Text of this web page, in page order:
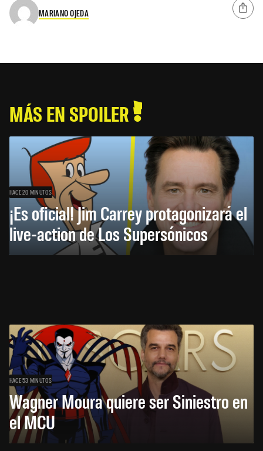
MARIANO OJEDA
MÁS EN SPOILER
HACE 20 MINUTOS
¡Es oficial! Jim Carrey protagonizará el
live-action de Los Supersónicos
HACE 53 MINUTOS
Wagner Moura quiere ser Siniestro en
el MCU